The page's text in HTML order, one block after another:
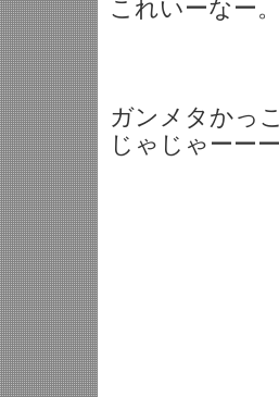
これいーなー。
ガンメタかっ
じゃじゃーー